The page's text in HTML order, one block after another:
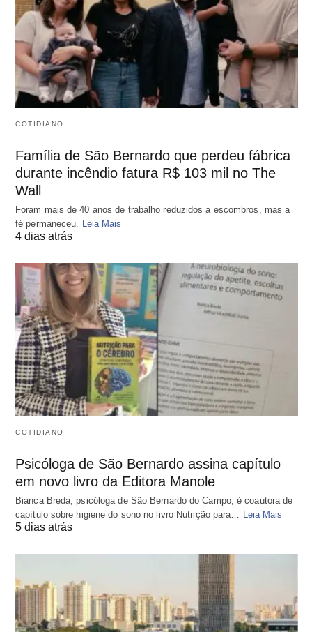
COTIDIANO
Família de São Bernardo que perdeu fábrica
durante incêndio fatura R$ 103 mil no The
Wall
Foram mais de 40 anos de trabalho reduzidos a escombros, mas a
fé permaneceu. Leia Mais
4 dias atrás
COTIDIANO
Psicóloga de São Bernardo assina capítulo
em novo livro da Editora Manole
Bianca Breda, psicóloga de São Bernardo do Campo, é coautora de
capítulo sobre higiene do sono no livro Nutrição para… Leia Mais
5 dias atrás